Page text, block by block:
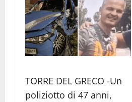
TORRE DEL GRECO -Un
poliziotto di 47 anni,